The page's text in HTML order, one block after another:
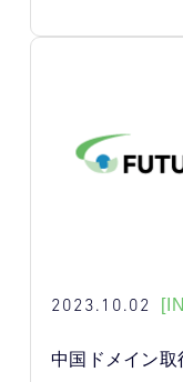
2023.10.02
中国ドメイン取